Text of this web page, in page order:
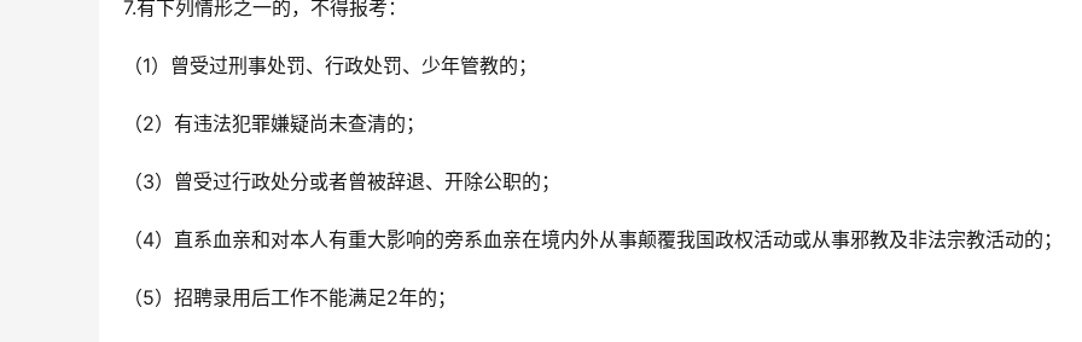
7.有下列情形之一的，不得报考：
（1）曾受过刑事处罚、行政处罚、少年管教的；
（2）有违法犯罪嫌疑尚未查清的；
（3）曾受过行政处分或者曾被辞退、开除公职的；
（4）直系血亲和对本人有重大影响的旁系血亲在境内外从事颠覆我国政权活动或从事邪教及非法宗教活动的；
（5）招聘录用后工作不能满足2年的；